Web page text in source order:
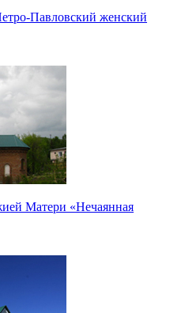
Павловский женский
Матери «Нечаянная